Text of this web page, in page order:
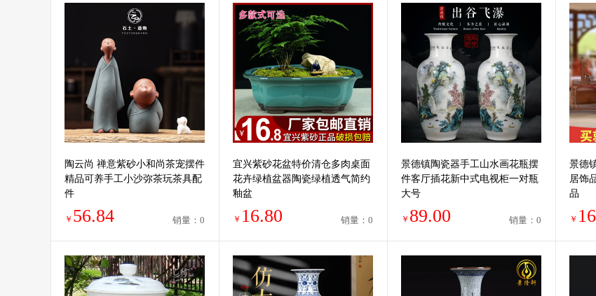
陶云尚 禅意紫砂小和尚茶宠摆件
精品可养手工小沙弥茶玩茶具配
件
￥ 56.84 销量：0
宜兴紫砂花盆特价清仓多肉桌面
花卉绿植盆器陶瓷绿植透气简约
釉盆
￥ 16.80 销量：0
景德镇陶瓷器手工山水画花瓶摆
件客厅插花新中式电视柜一对瓶
大号
￥ 89.00 销量：0
景德
居饰
品
￥